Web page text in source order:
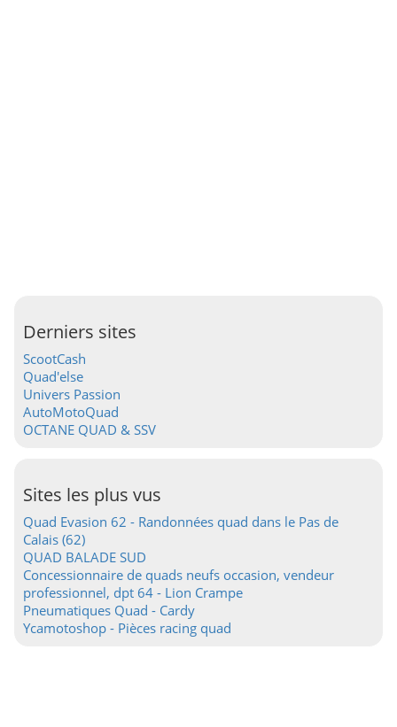
Derniers sites
ScootCash
Quad'else
Univers Passion
AutoMotoQuad
OCTANE QUAD & SSV
Sites les plus vus
Quad Evasion 62 - Randonnées quad dans le Pas de
Calais (62)
QUAD BALADE SUD
Concessionnaire de quads neufs occasion, vendeur
professionnel, dpt 64 - Lion Crampe
Pneumatiques Quad - Cardy
Ycamotoshop - Pièces racing quad